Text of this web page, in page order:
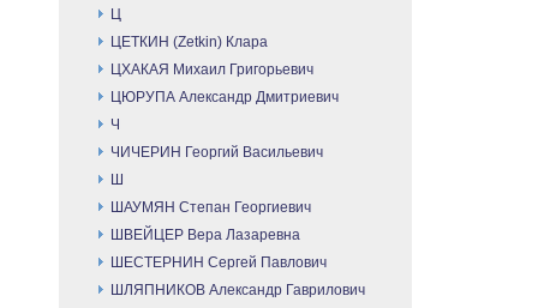
Ц
ЦЕТКИН (Zetkin) Клара
ЦХАКАЯ Михаил Григорьевич
ЦЮРУПА Александр Дмитриевич
Ч
ЧИЧЕРИН Георгий Васильевич
Ш
ШАУМЯН Степан Георгиевич
ШВЕЙЦЕР Вера Лазаревна
ШЕСТЕРНИН Сергей Павлович
ШЛЯПНИКОВ Александр Гаврилович